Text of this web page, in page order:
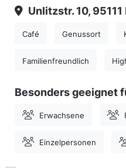
Unlitzstr. 10, 95111
Café Genussort
Familienfreundlich
Besonders geeignet
Erwachsene
Einzelpersonen